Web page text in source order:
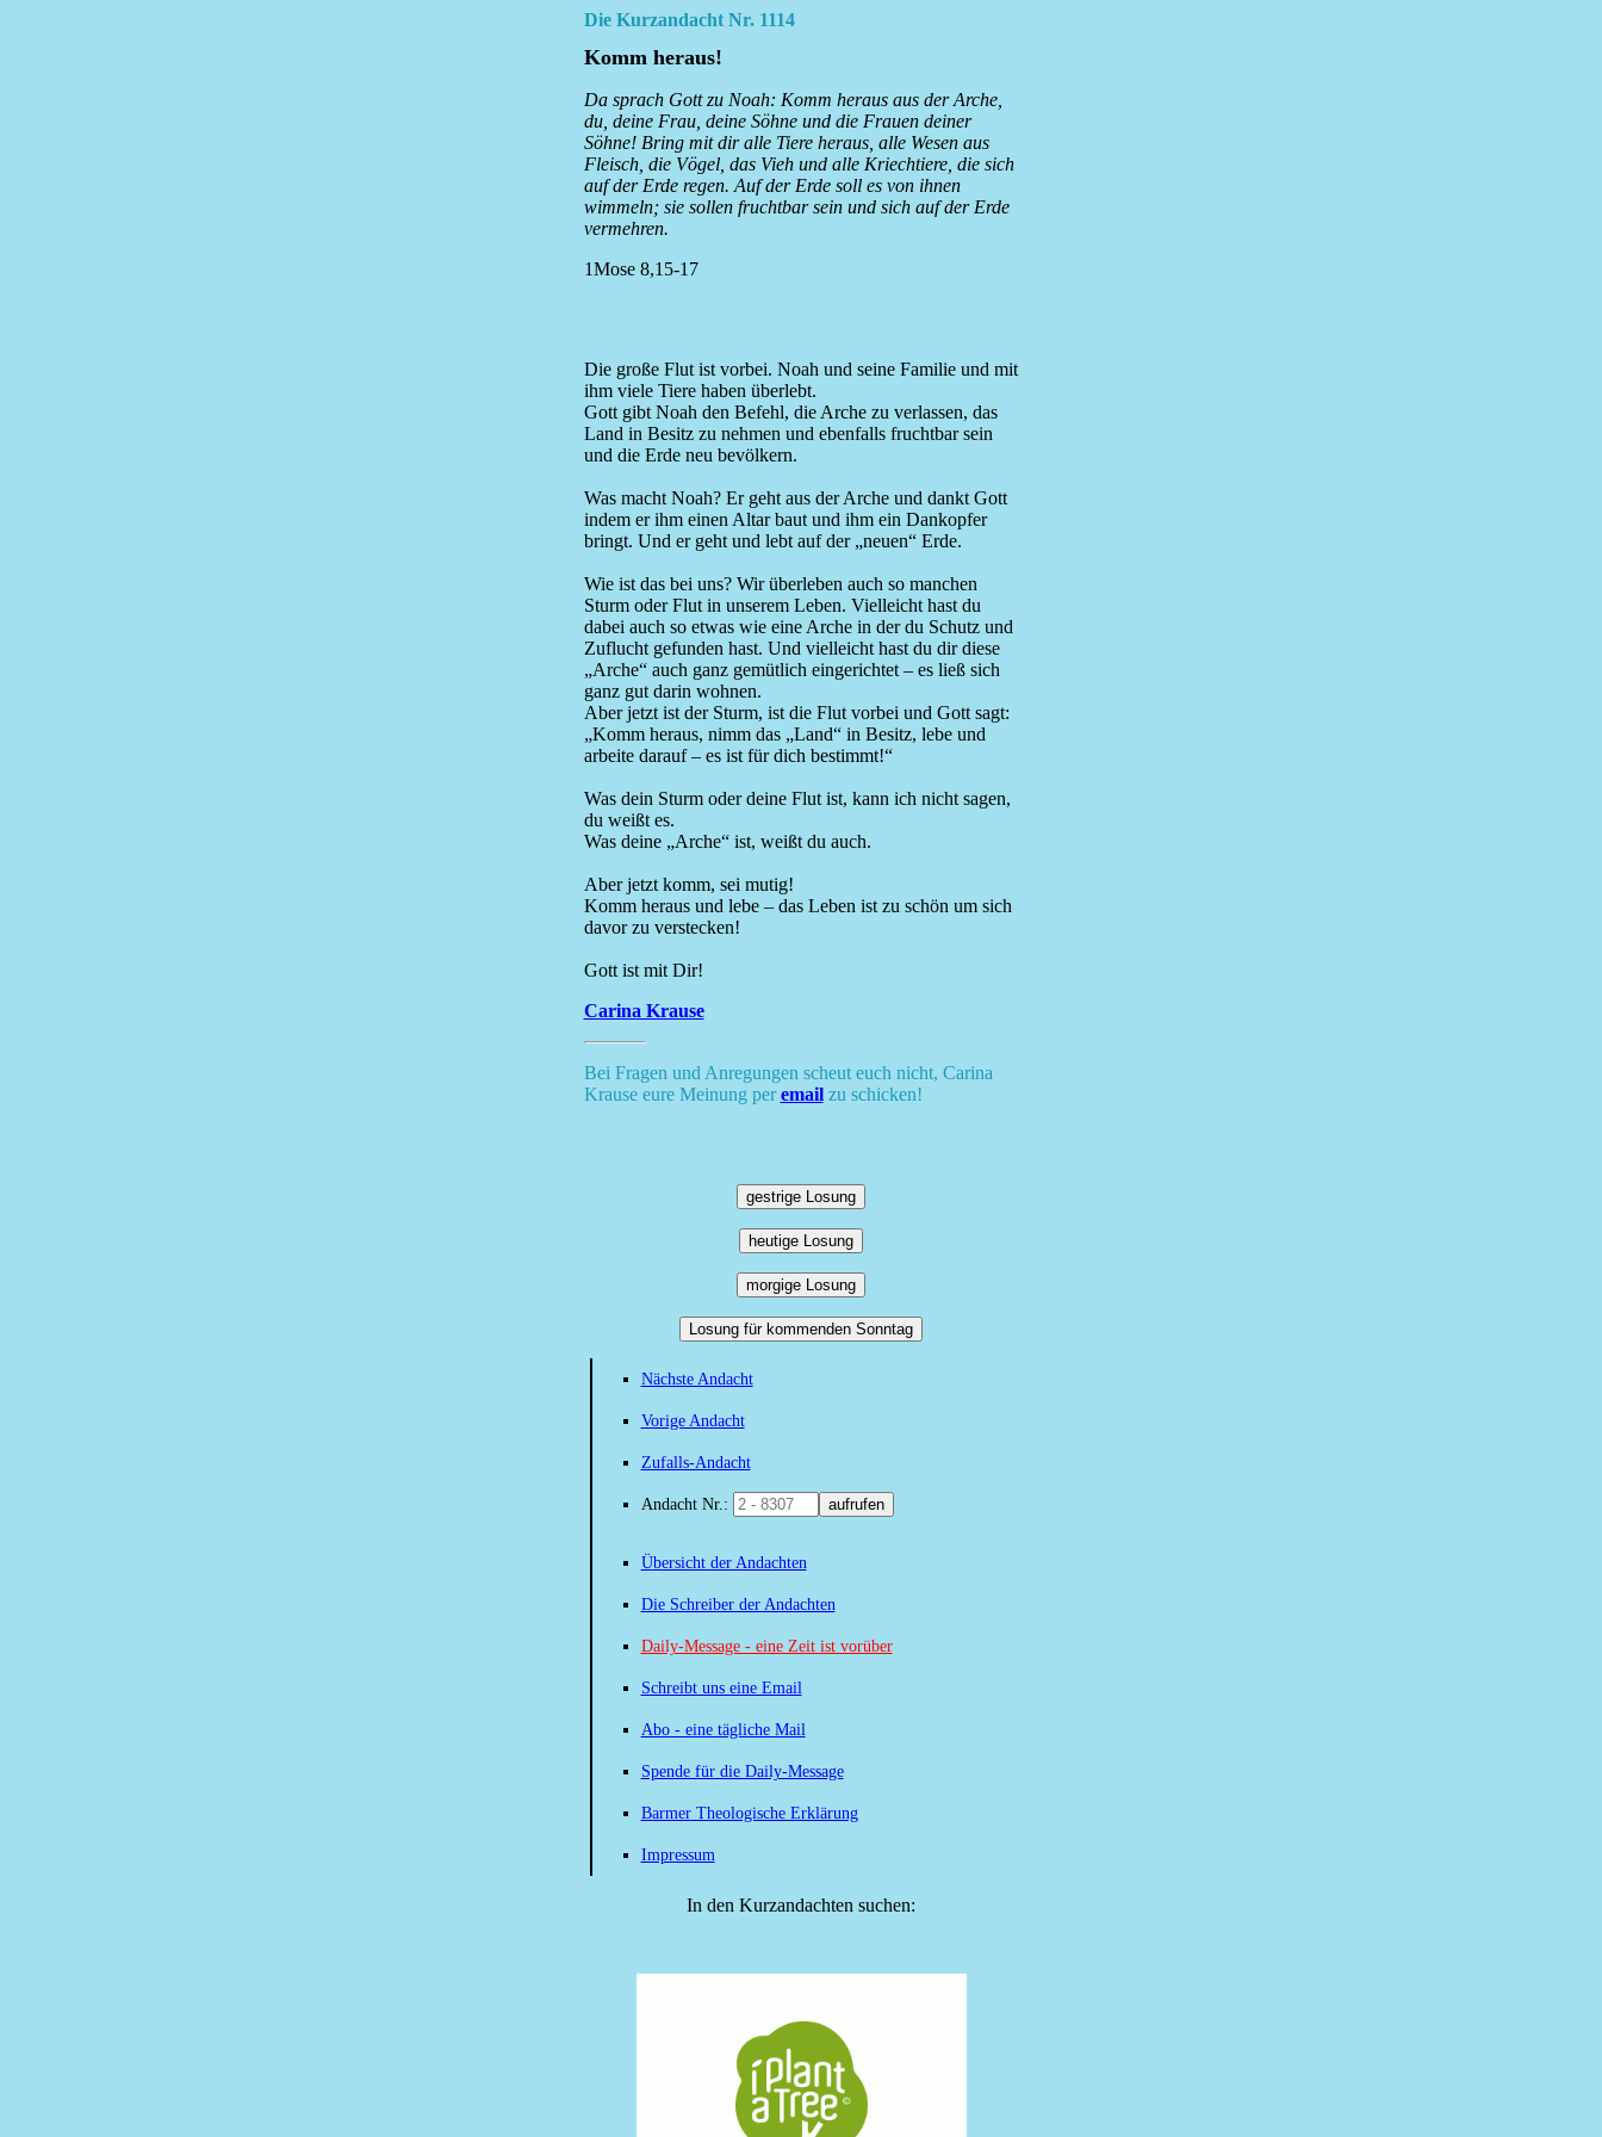
Die Kurzandacht Nr. 1114
Komm heraus!
Da sprach Gott zu Noah: Komm heraus aus der Arche,
du, deine Frau, deine Söhne und die Frauen deiner
Söhne! Bring mit dir alle Tiere heraus, alle Wesen aus
Fleisch, die Vögel, das Vieh und alle Kriechtiere, die sich
auf der Erde regen. Auf der Erde soll es von ihnen
wimmeln; sie sollen fruchtbar sein und sich auf der Erde
vermehren.
1Mose 8,15-17
Die große Flut ist vorbei. Noah und seine Familie und mit
ihm viele Tiere haben überlebt.
Gott gibt Noah den Befehl, die Arche zu verlassen, das
Land in Besitz zu nehmen und ebenfalls fruchtbar sein
und die Erde neu bevölkern.
Was macht Noah? Er geht aus der Arche und dankt Gott
indem er ihm einen Altar baut und ihm ein Dankopfer
bringt. Und er geht und lebt auf der „neuen“ Erde.
Wie ist das bei uns? Wir überleben auch so manchen
Sturm oder Flut in unserem Leben. Vielleicht hast du
dabei auch so etwas wie eine Arche in der du Schutz und
Zuflucht gefunden hast. Und vielleicht hast du dir diese
„Arche“ auch ganz gemütlich eingerichtet – es ließ sich
ganz gut darin wohnen.
Aber jetzt ist der Sturm, ist die Flut vorbei und Gott sagt:
„Komm heraus, nimm das „Land“ in Besitz, lebe und
arbeite darauf – es ist für dich bestimmt!“
Was dein Sturm oder deine Flut ist, kann ich nicht sagen,
du weißt es.
Was deine „Arche“ ist, weißt du auch.
Aber jetzt komm, sei mutig!
Komm heraus und lebe – das Leben ist zu schön um sich
davor zu verstecken!
Gott ist mit Dir!
Carina Krause
Bei Fragen und Anregungen scheut euch nicht, Carina
Krause eure Meinung peremailzu schicken!
gestrige Losung
heutige Losung
morgige Losung
Losung für kommenden Sonntag
Nächste Andacht
Vorige Andacht
Zufalls-Andacht
Andacht Nr.: aufrufen
Übersicht der Andachten
Die Schreiber der Andachten
Daily-Message - eine Zeit ist vorüber
Schreibt uns eine Email
Abo - eine tägliche Mail
Spende für die Daily-Message
Barmer Theologische Erklärung
Impressum
In den Kurzandachten suchen: